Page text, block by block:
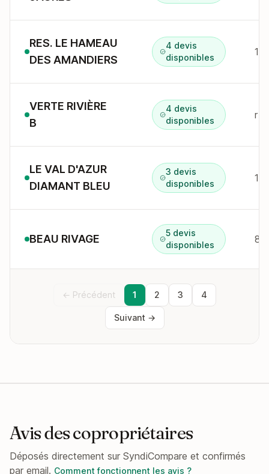
RES. LE HAMEAU
DES AMANDIERS
4 devis
disponibles
VERTE RIVIÈRE
B
4 devis
disponibles
r
LE VAL D'AZUR
DIAMANT BLEU
3 devis
disponibles
BEAU RIVAGE
5 devis
disponibles
← Précédent 1 2 3 4
Suivant →
Avis des copropriétaires
Déposés directement sur SyndiCompare et confirmés
par email. Comment fonctionnent les avis ?